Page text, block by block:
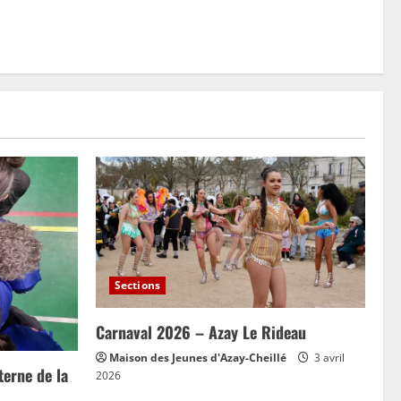
de la
Sections
Carnaval 2026 – Azay Le Rideau
Maison des Jeunes d'Azay-Cheillé
3 avril
2026